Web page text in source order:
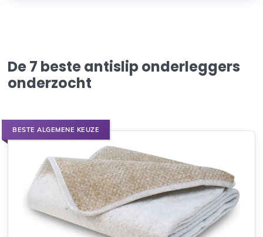
De 7 beste antislip onderleggers
onderzocht
BESTE ALGEMENE KEUZE